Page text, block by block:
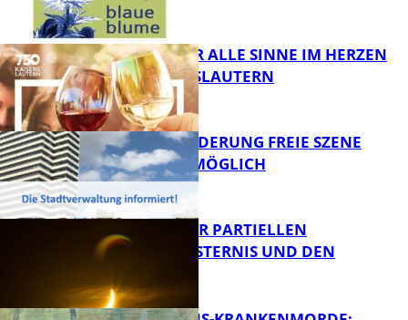
FB Kultur
FB Kultur
GENÜSSE FÜR ALLE SINNE IM HERZEN
VON KAISERSLAUTERN
PROJEKTFÖRDERUNG FREIE SZENE
WEITERHIN MÖGLICH
VORTRAG ZUR PARTIELLEN
SONNENFINSTERNIS UND DEN
PERSEIDEN